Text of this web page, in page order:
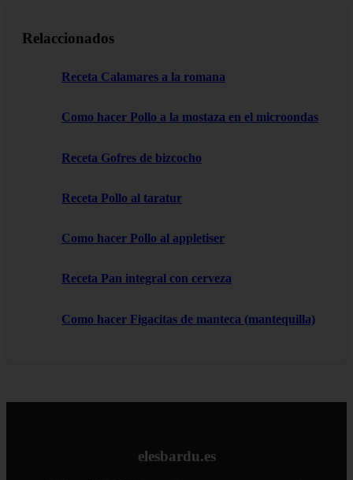
Relaccionados
Receta Calamares a la romana
Como hacer Pollo a la mostaza en el microondas
Receta Gofres de bizcocho
Receta Pollo al taratur
Como hacer Pollo al appletiser
Receta Pan integral con cerveza
Como hacer Figacitas de manteca (mantequilla)
elesbardu.es